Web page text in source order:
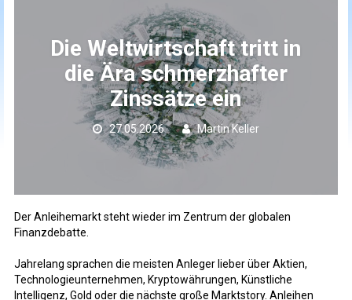
Die Weltwirtschaft tritt in
die Ära schmerzhafter
Zinssätze ein
27.05.2026 Martin Keller
Der Anleihemarkt steht wieder im Zentrum der globalen
Finanzdebatte.
Jahrelang sprachen die meisten Anleger lieber über Aktien,
Technologieunternehmen, Kryptowährungen, Künstliche
Intelligenz, Gold oder die nächste große Marktstory. Anleihen